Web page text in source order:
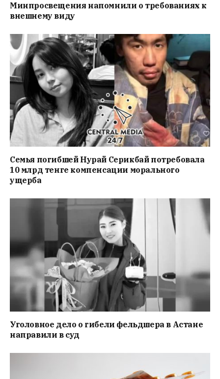
Минпросвещения напомнили о требованиях к
внешнему виду
Семья погибшей Нурай Серикбай потребовала
10 млрд тенге компенсации морального
ущерба
Уголовное дело о гибели фельдшера в Астане
направили в суд